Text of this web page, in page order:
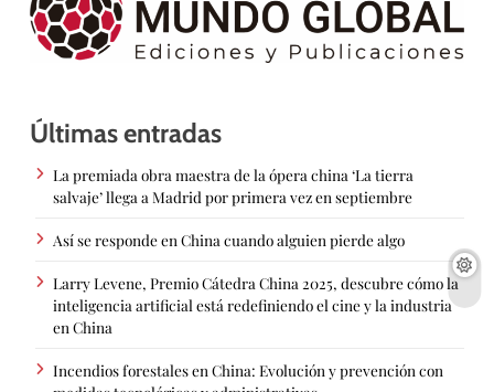
Últimas entradas
La premiada obra maestra de la ópera china ‘La tierra
salvaje’ llega a Madrid por primera vez en septiembre
Así se responde en China cuando alguien pierde algo
Larry Levene, Premio Cátedra China 2025, descubre cómo la
inteligencia artificial está redefiniendo el cine y la industria
en China
Incendios forestales en China: Evolución y prevención con